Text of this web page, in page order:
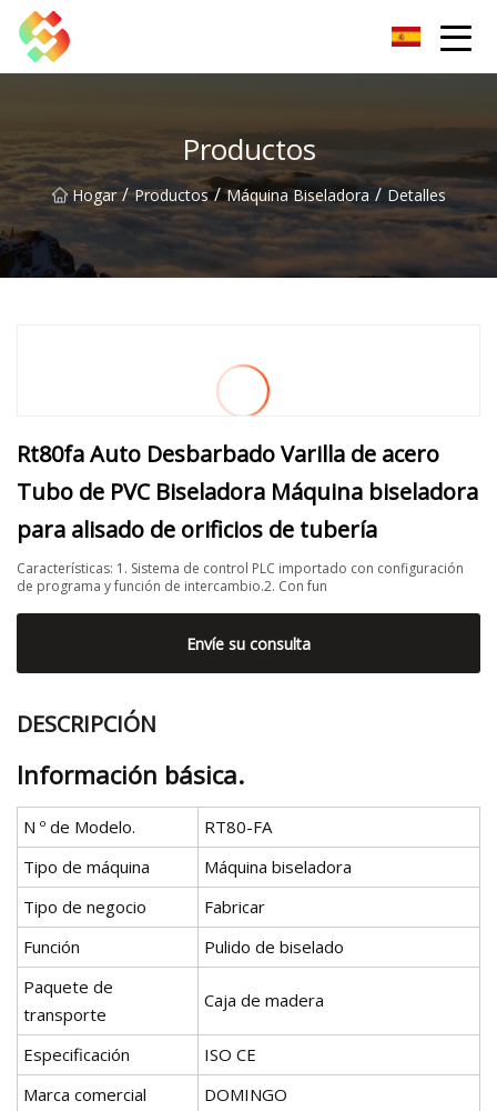
Productos
Hogar / Productos / Máquina Biseladora / Detalles
Rt80fa Auto Desbarbado Varilla de acero
Tubo de PVC Biseladora Máquina biseladora
para alisado de orificios de tubería
Características: 1. Sistema de control PLC importado con configuración
de programa y función de intercambio.2. Con fun
Envíe su consulta
DESCRIPCIÓN
Información básica.
N º de Modelo.
RT80-FA
Tipo de máquina
Máquina biseladora
Tipo de negocio
Fabricar
Función
Pulido de biselado
Paquete de
transporte
Caja de madera
Especificación
ISO CE
Marca comercial
DOMINGO